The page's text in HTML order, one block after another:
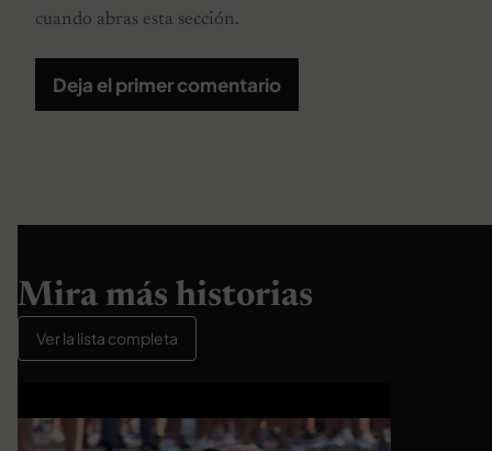
cuando abras esta sección.
Deja el primer comentario
Mira más historias
Ver la lista completa